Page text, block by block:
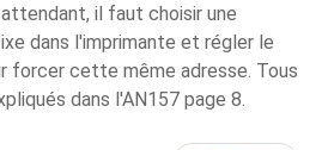
il faut choisir une
dans l'imprimante et régler le
forcer cette même adresse. Tous
dans l'AN157 page 8.